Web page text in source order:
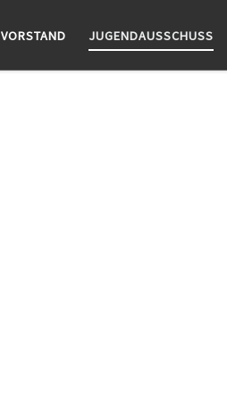
VORSTAND JUGENDAUSSCHUSS